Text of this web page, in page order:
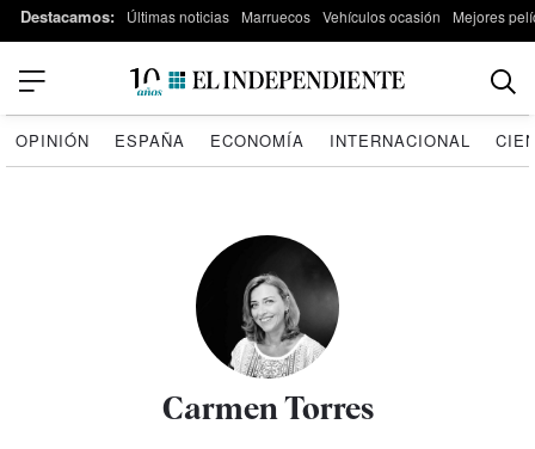
Destacamos: Últimas noticias Marruecos Vehículos ocasión Mejores
OPINIÓN ESPAÑA ECONOMÍA INTERNACIONAL
Carmen Torres